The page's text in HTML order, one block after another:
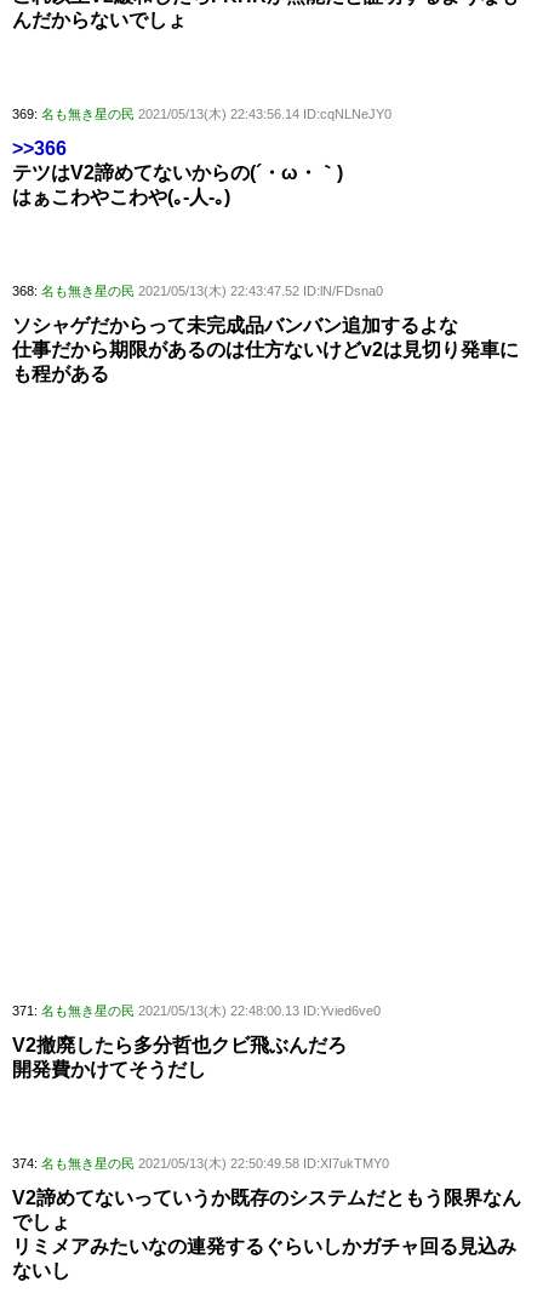
んだからないでしょ
369: 名も無き星の民 2021/05/13(木) 22:43:56.14 ID:cqNLNeJY0
>>366
テツはV2諦めてないからの(´・ω・｀)
はぁこわやこわや(｡-人-｡)
368: 名も無き星の民 2021/05/13(木) 22:43:47.52 ID:lN/FDsna0
ソシャゲだからって未完成品バンバン追加するよな
仕事だから期限があるのは仕方ないけどv2は見切り発車に
も程がある
371: 名も無き星の民 2021/05/13(木) 22:48:00.13 ID:Yvied6ve0
V2撤廃したら多分哲也クビ飛ぶんだろ
開発費かけてそうだし
374: 名も無き星の民 2021/05/13(木) 22:50:49.58 ID:XI7ukTMY0
V2諦めてないっていうか既存のシステムだともう限界なん
でしょ
リミメアみたいなの連発するぐらいしかガチャ回る見込み
ないし